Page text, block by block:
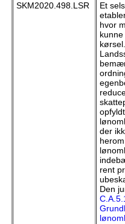
SKM2020.498.LSR
Et
hvor
kørsel.
der
rent
Den